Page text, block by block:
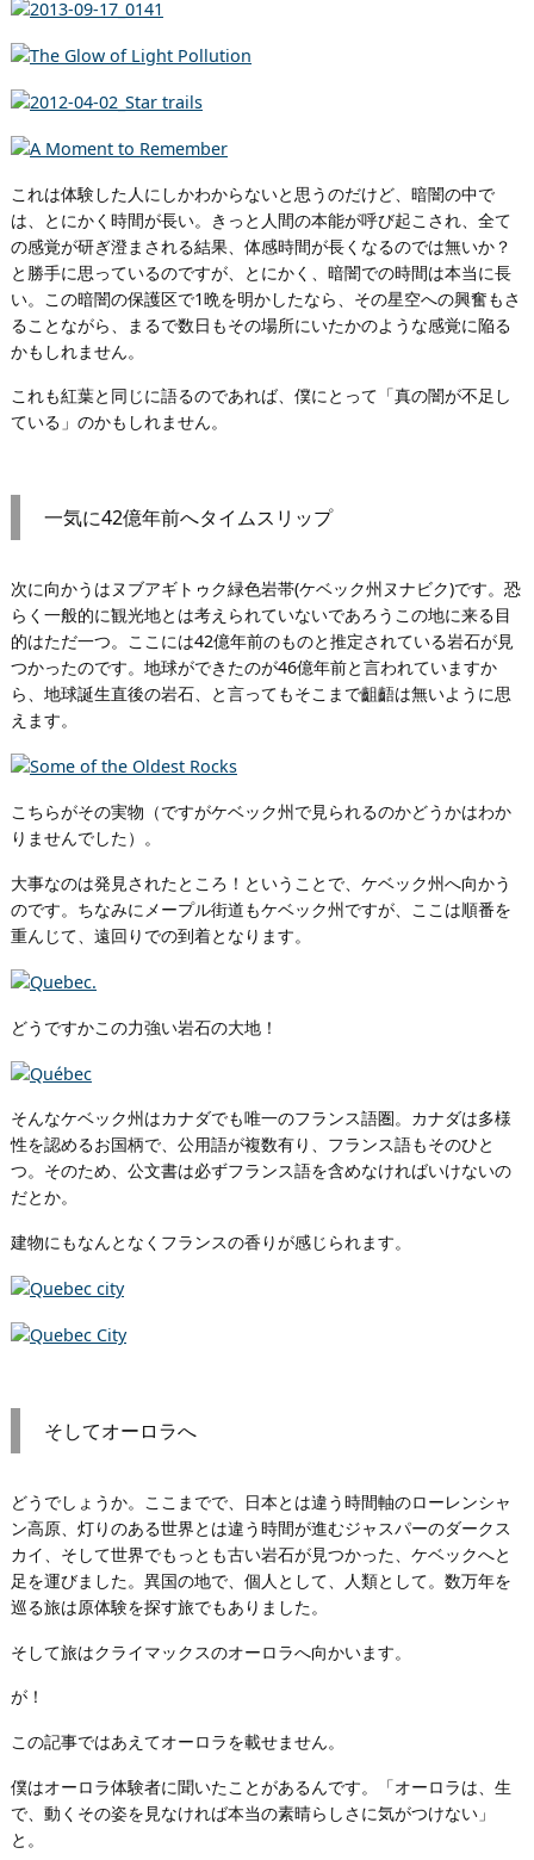
これは体験した人にしかわからないと思うのだけど、暗闇の中で
は、とにかく時間が長い。きっと人間の本能が呼び起こされ、全て
の感覚が研ぎ澄まされる結果、体感時間が長くなるのでは無いか？
と勝手に思っているのですが、とにかく、暗闇での時間は本当に長
い。この暗闇の保護区で1晩を明かしたなら、その星空への興奮もさ
ることながら、まるで数日もその場所にいたかのような感覚に陥る
かもしれません。
これも紅葉と同じに語るのであれば、僕にとって「真の闇が不足し
ている」のかもしれません。
一気に42億年前へタイムスリップ
次に向かうはヌブアギトゥク緑色岩帯(ケベック州ヌナビク)です。恐
らく一般的に観光地とは考えられていないであろうこの地に来る目
的はただ一つ。ここには42億年前のものと推定されている岩石が見
つかったのです。地球ができたのが46億年前と言われていますか
ら、地球誕生直後の岩石、と言ってもそこまで齟齬は無いように思
えます。
こちらがその実物（ですがケベック州で見られるのかどうかはわか
りませんでした）。
大事なのは発見されたところ！ということで、ケベック州へ向かう
のです。ちなみにメープル街道もケベック州ですが、ここは順番を
重んじて、遠回りでの到着となります。
どうですかこの力強い岩石の大地！
そんなケベック州はカナダでも唯一のフランス語圏。カナダは多様
性を認めるお国柄で、公用語が複数有り、フランス語もそのひと
つ。そのため、公文書は必ずフランス語を含めなければいけないの
だとか。
建物にもなんとなくフランスの香りが感じられます。
そしてオーロラへ
どうでしょうか。ここまでで、日本とは違う時間軸のローレンシャ
ン高原、灯りのある世界とは違う時間が進むジャスパーのダークス
カイ、そして世界でもっとも古い岩石が見つかった、ケベックへと
足を運びました。異国の地で、個人として、人類として。数万年を
巡る旅は原体験を探す旅でもありました。
そして旅はクライマックスのオーロラへ向かいます。
が！
この記事ではあえてオーロラを載せません。
僕はオーロラ体験者に聞いたことがあるんです。「オーロラは、生
で、動くその姿を見なければ本当の素晴らしさに気がつけない」
と。